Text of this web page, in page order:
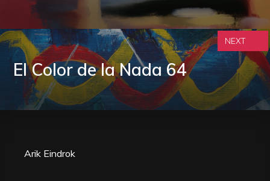
El Color de la Nada 64
NEXT
Arik Eindrok